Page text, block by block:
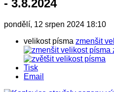
- 3.8.2024
pondělí, 12 srpen 2024 18:10
velikost písma zmenšit
Tisk
Email